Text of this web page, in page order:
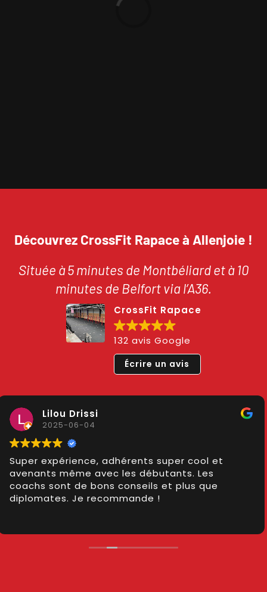
Découvrez CrossFit Rapace à Allenjoie !
Située à 5 minutes de Montbéliard et à 10
minutes de Belfort via l’A36.
CrossFit Rapace
132 avis Google
Écrire un avis
Aline Behra
2025-05-30
Une ambiance et des cours au top 🤩